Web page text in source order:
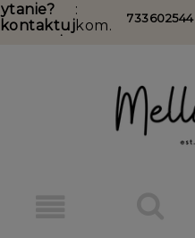
z nami
:
kom.
733602544